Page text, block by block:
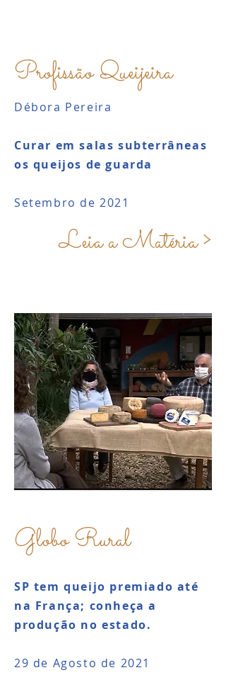
Profissão Queijeira
Débora Pereira
Curar em salas subterrâneas
os queijos de guarda
Setembro de 2021
Leia a Matéria >
Globo Rural
SP tem queijo premiado até
na França; conheça a
produção no estado.
29 de Agosto de 2021